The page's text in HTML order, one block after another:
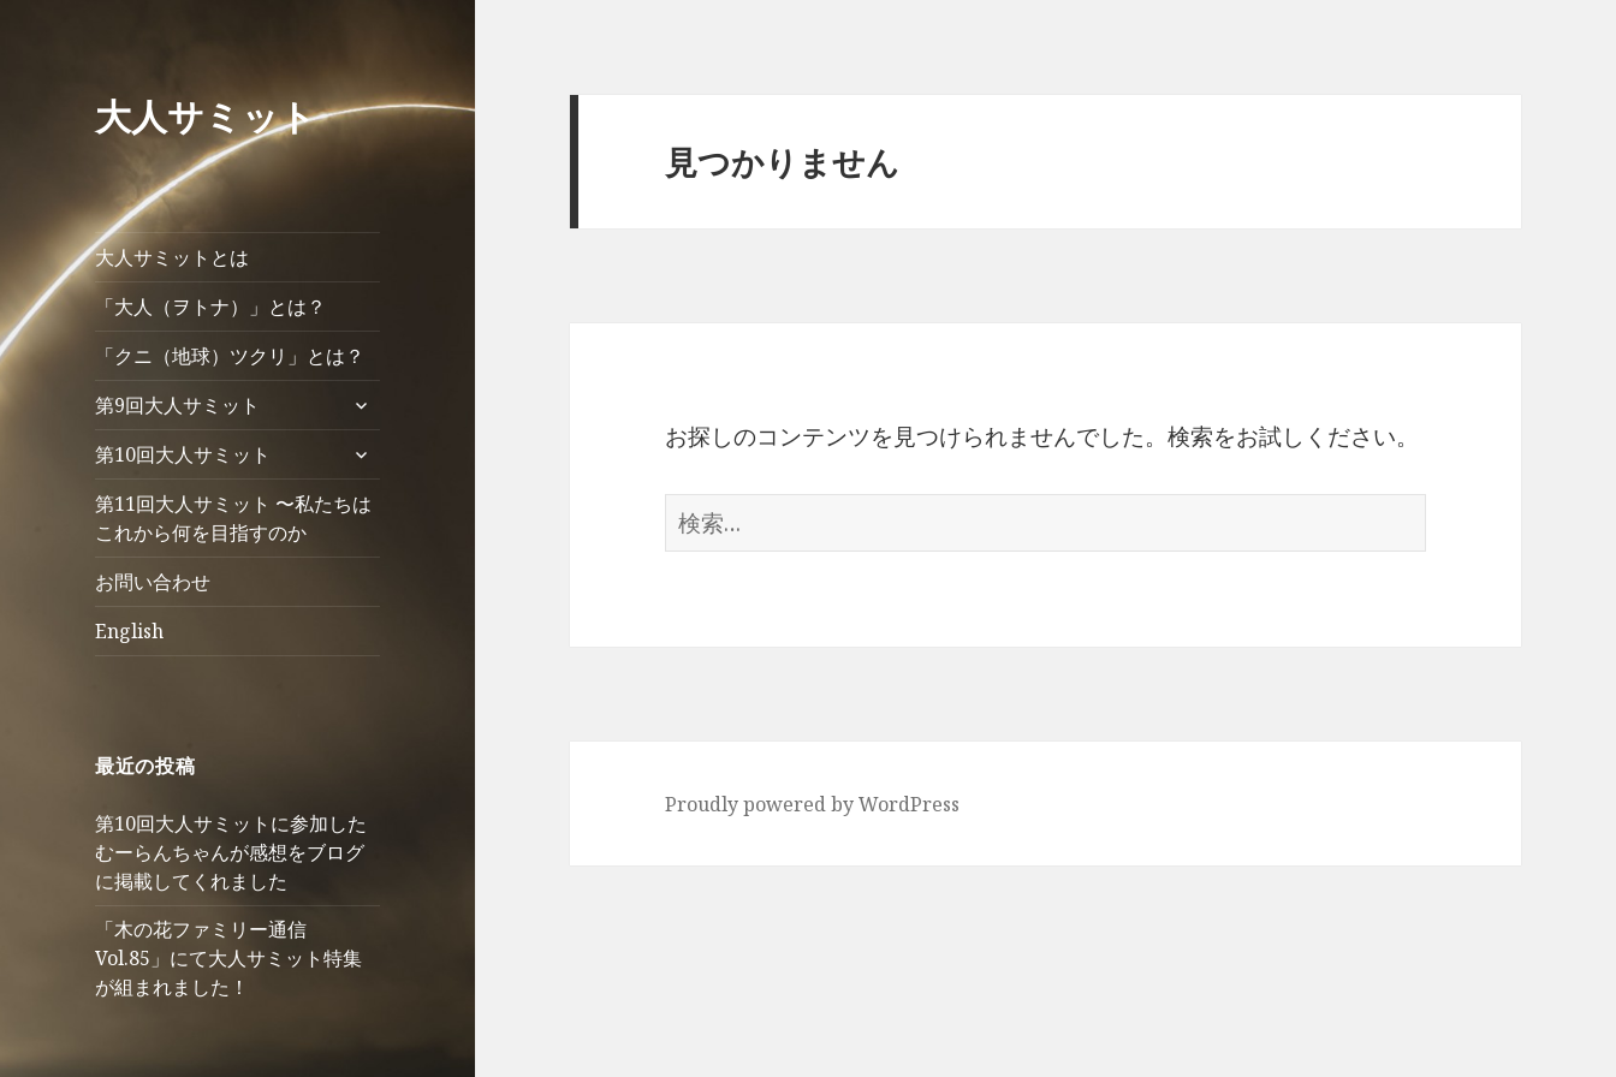
大人サミット
大人サミットとは
「大人（ヲトナ）」とは？
「クニ（地球）ツクリ」とは？
第9回大人サミット
サ
ブ
メ
ニ
ュ
第10回大人サミット
サ
ブ
メ
第11回大人サミット 〜私たちは
これから何を目指すのか
お問い合わせ
English
最近の投稿
第10回大人サミットに参加した
むーらんちゃんが感想をブログ
に掲載してくれました
「木の花ファミリー通信
Vol.85」にて大人サミット特集
が組まれました！
見つかりません
お探しのコンテンツを見つけられませんでした。検索をお試しください。
検
索
Proudly powered by WordPress